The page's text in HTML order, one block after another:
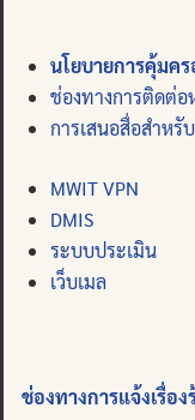
นโยบายการคุ้มค
ช่องทางการติดต่อ
การเสนอสื่อสำหรั
MWIT VPN
DMIS
ระบบประเมิน
เว็บเมล
ช่องทางการแจ้งเรื่อง